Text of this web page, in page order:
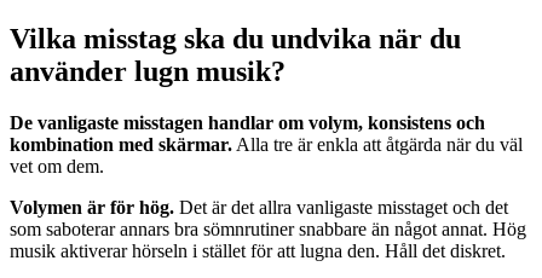
Vilka misstag ska du undvika när du
använder lugn musik?
De vanligaste misstagen handlar om volym, konsistens och
kombination med skärmar. Alla tre är enkla att åtgärda när du väl
vet om dem.
Volymen är för hög. Det är det allra vanligaste misstaget och det
som saboterar annars bra sömnrutiner snabbare än något annat. Hög
musik aktiverar hörseln i stället för att lugna den. Håll det diskret.